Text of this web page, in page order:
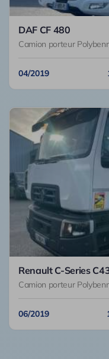
DAF CF 480
Camion porteur
04/2019
Renault C-Series
Camion porteur
06/2019